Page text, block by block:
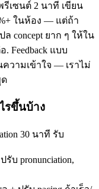
รีเซนต์ 2 นาที เขียน
ในห้อง — แต่ถ้า
concept ยาก ๆ ให้ใน
Feedback แบบ
ความเข้าใจ — เราไม่
รขึ้นบ้าง
30 นาที รับ
รับ pronunciation,